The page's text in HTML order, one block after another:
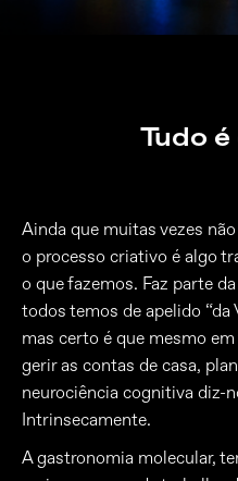
Tudo
Ainda que muitas vezes
o processo criativo é algo
o que fazemos. Faz parte
todos temos de apelido “da
mas certo é que mesmo
gerir as contas de casa,
neurociência cognitiva diz-
Intrinsecamente.
A gastronomia molecular,